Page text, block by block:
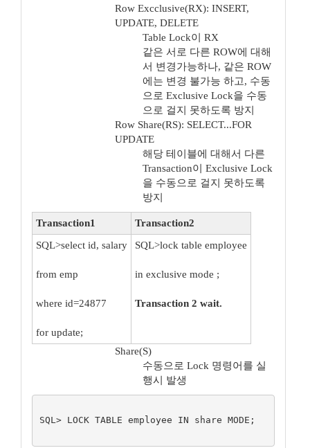
Row Excclusive(RX): INSERT,
UPDATE, DELETE
Table Lock이 RX
같은 서로 다른 ROW에 대해
서 변경가능하나, 같은 ROW
에는 변경 불가능 하고, 수동
으로 Exclusive Lock을 수동
으로 걸지 못하도록 방지
Row Share(RS): SELECT...FOR
UPDATE
해당 테이블에 대해서 다른
Transaction이 Exclusive Lock
을 수동으로 걸지 못하도록
방지
Transaction1
Transaction2
SQL>select id, salary
from emp
where id=24877
for update;
SQL>lock table employee
in exclusive mode ;
Transaction 2 wait.
Share(S)
수동으로 Lock 명령어를 실
행시 발생
SQL> LOCK TABLE employee IN share MODE;